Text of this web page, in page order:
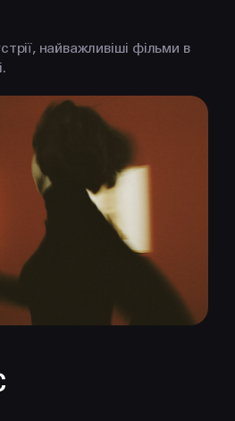
72
38
найважливіші фільми в